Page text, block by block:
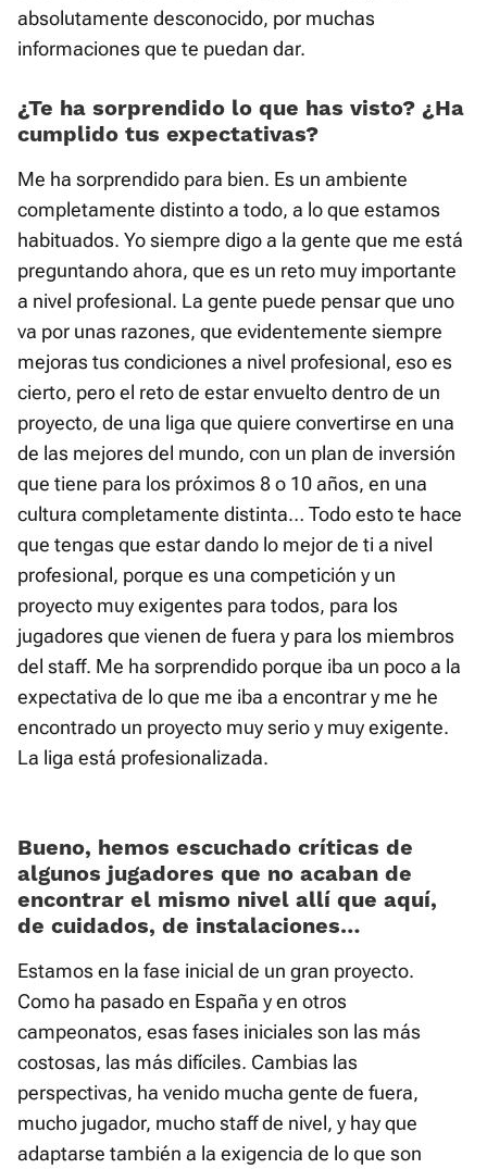
absolutamente desconocido, por muchas
informaciones que te puedan dar.
¿Te ha sorprendido lo que has visto? ¿Ha
cumplido tus expectativas?
Me ha sorprendido para bien. Es un ambiente
completamente distinto a todo, a lo que estamos
habituados. Yo siempre digo a la gente que me está
preguntando ahora, que es un reto muy importante
a nivel profesional. La gente puede pensar que uno
va por unas razones, que evidentemente siempre
mejoras tus condiciones a nivel profesional, eso es
cierto, pero el reto de estar envuelto dentro de un
proyecto, de una liga que quiere convertirse en una
de las mejores del mundo, con un plan de inversión
que tiene para los próximos 8 o 10 años, en una
cultura completamente distinta… Todo esto te hace
que tengas que estar dando lo mejor de ti a nivel
profesional, porque es una competición y un
proyecto muy exigentes para todos, para los
jugadores que vienen de fuera y para los miembros
del staff. Me ha sorprendido porque iba un poco a la
expectativa de lo que me iba a encontrar y me he
encontrado un proyecto muy serio y muy exigente.
La liga está profesionalizada.
Bueno, hemos escuchado críticas de
algunos jugadores que no acaban de
encontrar el mismo nivel allí que aquí,
de cuidados, de instalaciones…
Estamos en la fase inicial de un gran proyecto.
Como ha pasado en España y en otros
campeonatos, esas fases iniciales son las más
costosas, las más difíciles. Cambias las
perspectivas, ha venido mucha gente de fuera,
mucho jugador, mucho staff de nivel, y hay que
adaptarse también a la exigencia de lo que son